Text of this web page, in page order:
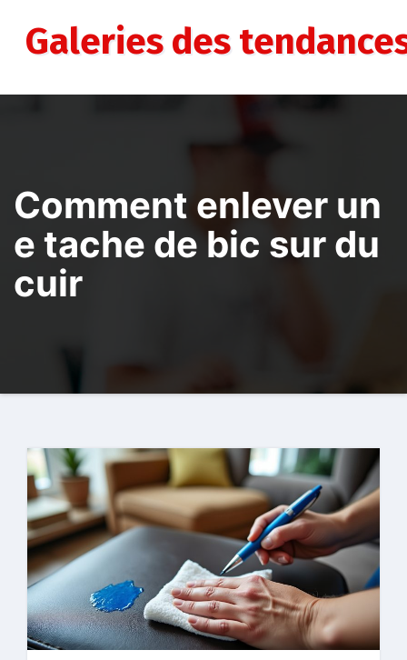
contenuGaleries des
Comment enlever un
e tache de bic sur du
cuir